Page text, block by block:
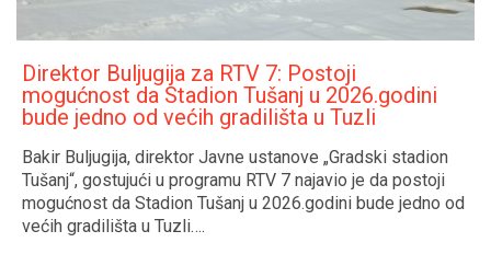
Direktor Buljugija za RTV 7: Postoji
mogućnost da Stadion Tušanj u 2026.godini
bude jedno od većih gradilišta u Tuzli
Bakir Buljugija, direktor Javne ustanove „Gradski stadion
Tušanj“, gostujući u programu RTV 7 najavio je da postoji
mogućnost da Stadion Tušanj u 2026.godini bude jedno od
većih gradilišta u Tuzli….